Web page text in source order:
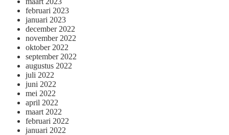
februari 2023
januari 2023
december 2022
november 2022
oktober 2022
september 2022
augustus 2022
juli 2022
juni 2022
mei 2022
april 2022
maart 2022
februari 2022
januari 2022